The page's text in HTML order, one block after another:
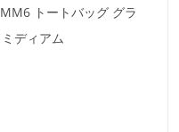
トートバッグ グラ
ディアム